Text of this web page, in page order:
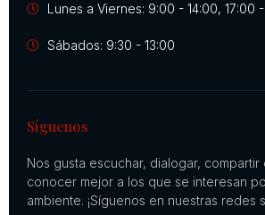
Lunes a Viernes: 9:00 - 14:00, 17:00
Sábados: 9:30 - 13:00
Síguenos
Nos gusta escuchar, dialogar,
conocer mejor a los que se interesan
ambiente. ¡Síguenos en nuestras redes